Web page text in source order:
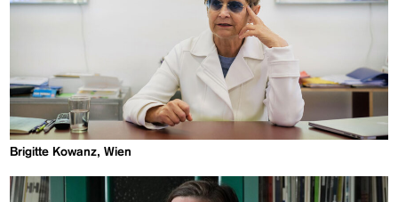
Brigitte Kowanz, Wien